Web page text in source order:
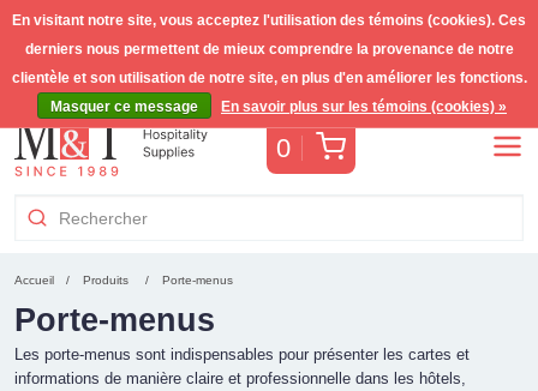
0 Panier
Accueil Produits Porte-menus
Porte-menus
Les porte-menus sont indispensables pour présenter les cartes et
informations de manière claire et professionnelle dans les hôtels,
En visitant notre site, vous acceptez l'utilisation des témoins (cookies). Ces
derniers nous permettent de mieux comprendre la provenance de notre
clientèle et son utilisation de notre site, en plus d'en améliorer les fonctions.
Masquer ce message
En savoir plus sur les témoins (cookies) »